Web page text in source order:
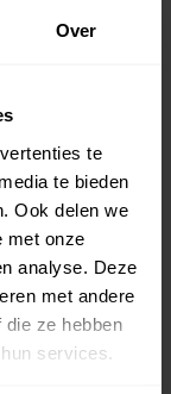
Over
te
te bieden
Ook delen we
met onze
analyse. Deze
met andere
ze hebben
services.
(koopsom
Dit